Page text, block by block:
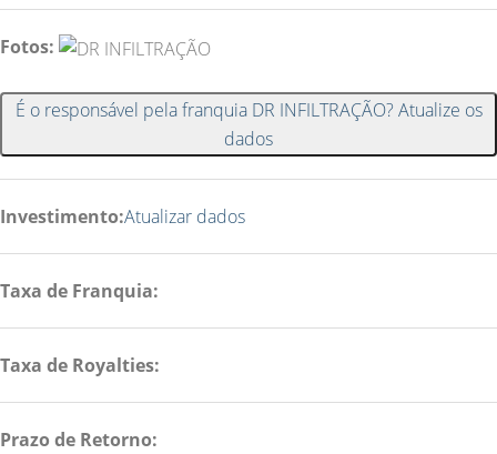
Fotos:
É o responsável pela franquia DR INFILTRAÇÃO? Atualize os
dados
Investimento:Atualizar dados
Taxa de Franquia:
Taxa de Royalties:
Prazo de Retorno: